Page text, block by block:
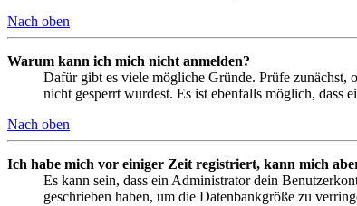
Nach oben
Warum kann ich mich nicht anmelden?
Dafür gibt es viele mögliche Gründe. Prüfe zunächst,
nicht gesperrt wurdest. Es ist ebenfalls möglich, dass
Nach oben
Ich habe mich vor einiger Zeit registriert, kann mich
Es kann sein, dass ein Administrator dein
geschrieben haben, um die Datenbankgröße zu